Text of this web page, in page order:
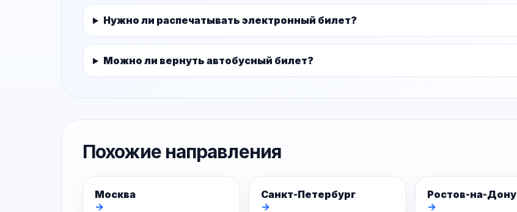
Нужно ли распечатывать электронный билет?
Можно ли вернуть автобусный билет?
Похожие направления
Москва
→
Санкт-Петербург
→
Ростов-на-Дону
→